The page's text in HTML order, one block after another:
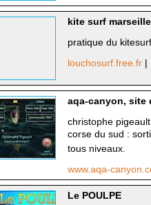
kite surf marseille
pratique du
louchosurf.free.fr
aqa-canyon, site
christophe
corse du sud :
tous niveaux.
www.aqa-
Le POULPE